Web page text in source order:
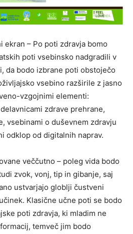
ekran – Po poti zdravja bomo
poti vsebinsko nadgradili v
da bodo izbrane poti obstoječo
vsebino razširile z jasno
vzgojnimi elementi:
zdrave prehrane,
vsebinami o duševnem zdravju
odklop od digitalnih naprav.
veččutno – poleg vida bodo
zvok, vonj, tip in gibanje, saj
ustvarjajo globlji čustveni
Klasične učne poti se bodo
poti zdravja, ki mladim ne
temveč jim bodo